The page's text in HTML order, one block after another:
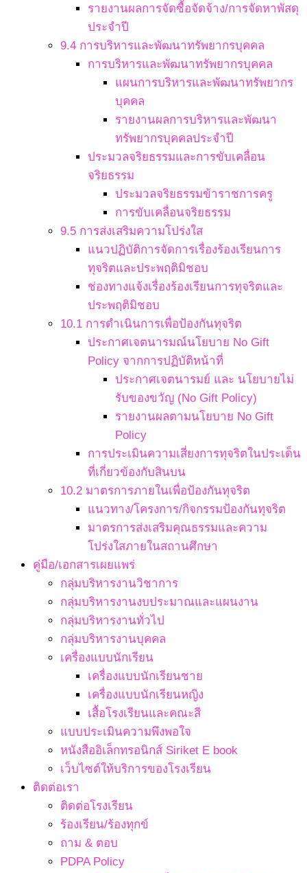
รายงานผลการจัดซื้อจัดจ้าง/การจัดหาพัสดุ
ประจำปี
9.4 การบริหารและพัฒนาทรัพยากรบุคคล
การบริหารและพัฒนาทรัพยากรบุคคล
แผนการบริหารและพัฒนาทรัพยากร
บุคคล
รายงานผลการบริหารและพัฒนา
ทรัพยากรบุคคลประจำปี
ประมวลจริยธรรมและการขับเคลื่อน
จริยธรรม
ประมวลจริยธรรมข้าราชการครู
การขับเคลื่อนจริยธรรม
9.5 การส่งเสริมความโปร่งใส
แนวปฏิบัติการจัดการเรื่องร้องเรียนการ
ทุจริตและประพฤติมิชอบ
ช่องทางแจ้งเรื่องร้องเรียนการทุจริตและ
ประพฤติมิชอบ
10.1 การดำเนินการเพื่อป้องกันทุจริต
ประกาศเจตนารมณ์นโยบาย No Gift
Policy จากการปฏิบัติหน้าที่
ประกาศเจตนารมย์ และ นโยบายไม่
รับของขวัญ (No Gift Policy)
รายงานผลตามนโยบาย No Gift
Policy
การประเมินความเสี่ยงการทุจริตในประเด็น
ที่เกี่ยวข้องกับสินบน
10.2 มาตรการภายในเพื่อป้องกันทุจริต
แนวทาง/โครงการ/กิจกรรมป้องกันทุจริต
มาตรการส่งเสริมคุณธรรมและความ
โปร่งใสภายในสถานศึกษา
คู่มือ/เอกสารเผยแพร่
กลุ่มบริหารงานวิชาการ
กลุ่มบริหารงานงบประมาณและแผนงาน
กลุ่มบริหารงานทั่วไป
กลุ่มบริหารงานบุคคล
เครื่องแบบนักเรียน
เครื่องแบบนักเรียนชาย
เครื่องแบบนักเรียนหญิง
เสื้อโรงเรียนและคณะสี
แบบประเมินความพึงพอใจ
หนังสืออิเล็กทรอนิกส์ Siriket E book
เว็บไซต์ให้บริการของโรงเรียน
ติดต่อเรา
ติดต่อโรงเรียน
ร้องเรียน/ร้องทุกข์
ถาม & ตอบ
PDPA Policy